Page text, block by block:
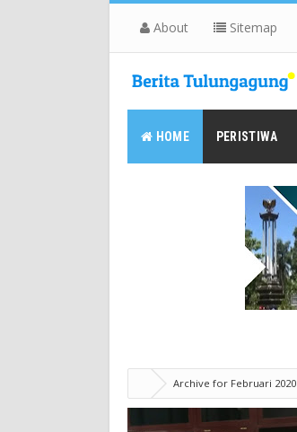
About Sitemap
HOME PERISTIWA
Archive for Februari 2020